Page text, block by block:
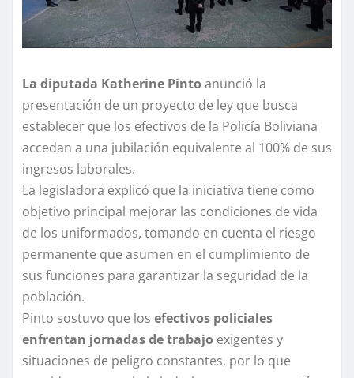
La diputada Katherine Pinto anunció la
presentación de un proyecto de ley que busca
establecer que los efectivos de la Policía Boliviana
accedan a una jubilación equivalente al 100% de sus
ingresos laborales.
La legisladora explicó que la iniciativa tiene como
objetivo principal mejorar las condiciones de vida
de los uniformados, tomando en cuenta el riesgo
permanente que asumen en el cumplimiento de
sus funciones para garantizar la seguridad de la
población.
Pinto sostuvo que los efectivos policiales
enfrentan jornadas de trabajo exigentes y
situaciones de peligro constantes, por lo que